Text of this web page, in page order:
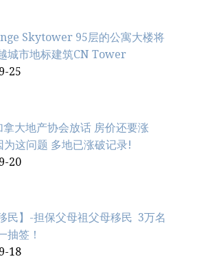
Skytower 95层的公寓大楼将
城市地标建筑CN Tower
25
大地产协会放话 房价还要涨
为这问题 多地已涨破记录!
20
民】-担保父母祖父母移民 3万名
抽签！
18